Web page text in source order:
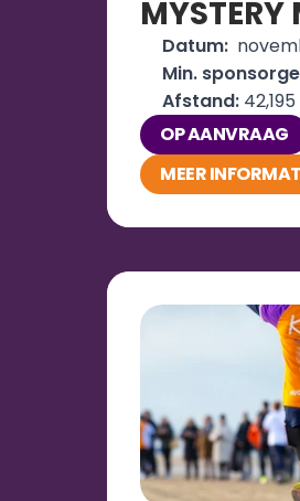
Datum:
Min.
Afstand:
OP AANVRAAG
MEER